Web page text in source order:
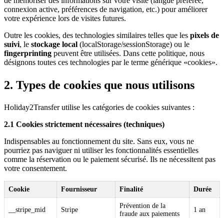
connexion active, préférences de navigation, etc.) pour améliorer
votre expérience lors de visites futures.
Outre les cookies, des technologies similaires telles que les pixels de
suivi, le stockage local (localStorage/sessionStorage) ou le
fingerprinting peuvent être utilisées. Dans cette politique, nous
désignons toutes ces technologies par le terme générique «cookies».
2. Types de cookies que nous utilisons
Holiday2Transfer utilise les catégories de cookies suivantes :
2.1 Cookies strictement nécessaires (techniques)
Indispensables au fonctionnement du site. Sans eux, vous ne
pourriez pas naviguer ni utiliser les fonctionnalités essentielles
comme la réservation ou le paiement sécurisé. Ils ne nécessitent pas
votre consentement.
Cookie Fournisseur Finalité Durée
__stripe_mid Stripe
Prévention de la
fraude aux paiements
1 an